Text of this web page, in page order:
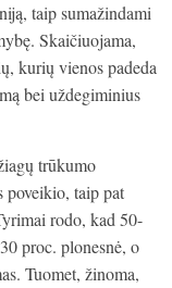
taip sumažindami
Skaičiuojama,
kurių vienos padeda
bei uždegiminius
trūkumo
poveikio, taip pat
rodo, kad 50-
proc. plonesnė, o
Tuomet, žinoma,